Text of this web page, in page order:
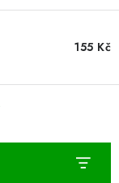
155 Kč